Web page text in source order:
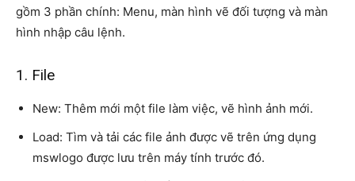
gồm 3 phần chính: Menu, màn hình vẽ đối tượng và màn
hình nhập câu lệnh.
1. File
New: Thêm mới một file làm việc, vẽ hình ảnh mới.
Load: Tìm và tải các file ảnh được vẽ trên ứng dụng
mswlogo được lưu trên máy tính trước đó.